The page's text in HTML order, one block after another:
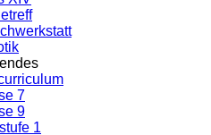
7
9
1